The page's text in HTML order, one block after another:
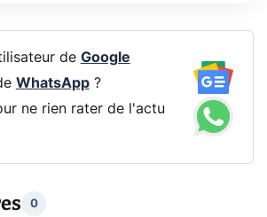
de Google
WhatsApp?
ne rien rater de l'actu
0